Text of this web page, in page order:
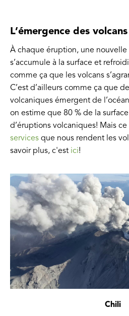
L’émergence des volcans
À chaque éruption, une
s’accumule à la surface et
comme ça que les volcans
C’est d’ailleurs comme ça que
volcaniques émergent de
on estime que 80 % de la
d’éruptions volcaniques! Mais ce
services que nous rendent les
savoir plus, c'est ici!
Chili